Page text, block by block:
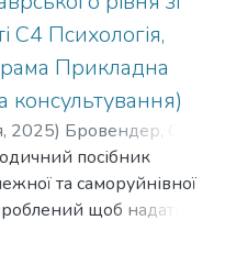
С4 Психологія,
Прикладна
консультування)
, 2025) Бровендер, О. О.
посібник
та саморуйнівної
щоб надати
знань про